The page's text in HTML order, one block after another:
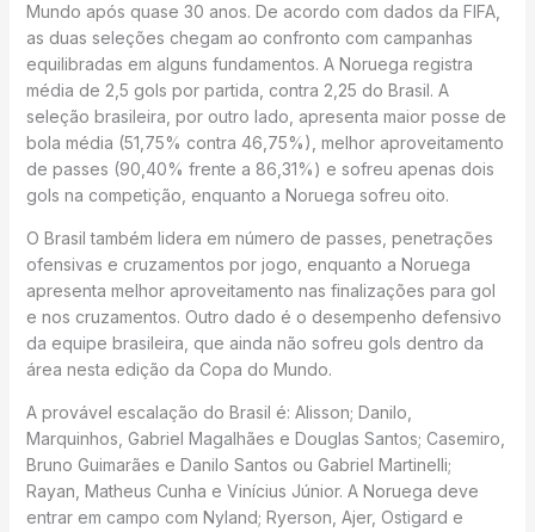
Mundo após quase 30 anos. De acordo com dados da FIFA,
as duas seleções chegam ao confronto com campanhas
equilibradas em alguns fundamentos. A Noruega registra
média de 2,5 gols por partida, contra 2,25 do Brasil. A
seleção brasileira, por outro lado, apresenta maior posse de
bola média (51,75% contra 46,75%), melhor aproveitamento
de passes (90,40% frente a 86,31%) e sofreu apenas dois
gols na competição, enquanto a Noruega sofreu oito.
O Brasil também lidera em número de passes, penetrações
ofensivas e cruzamentos por jogo, enquanto a Noruega
apresenta melhor aproveitamento nas finalizações para gol
e nos cruzamentos. Outro dado é o desempenho defensivo
da equipe brasileira, que ainda não sofreu gols dentro da
área nesta edição da Copa do Mundo.
A provável escalação do Brasil é: Alisson; Danilo,
Marquinhos, Gabriel Magalhães e Douglas Santos; Casemiro,
Bruno Guimarães e Danilo Santos ou Gabriel Martinelli;
Rayan, Matheus Cunha e Vinícius Júnior. A Noruega deve
entrar em campo com Nyland; Ryerson, Ajer, Ostigard e